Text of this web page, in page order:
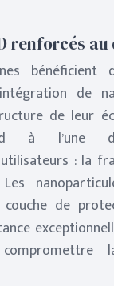
renforcés
bénéficient
de
de leur
à l’une
: la
de